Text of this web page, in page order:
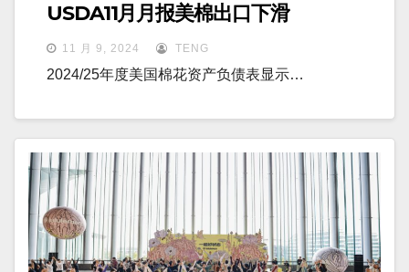
USDA11月月报美棉出口下滑
11 月 9, 2024 TENG
2024/25年度美国棉花资产负债表显示…